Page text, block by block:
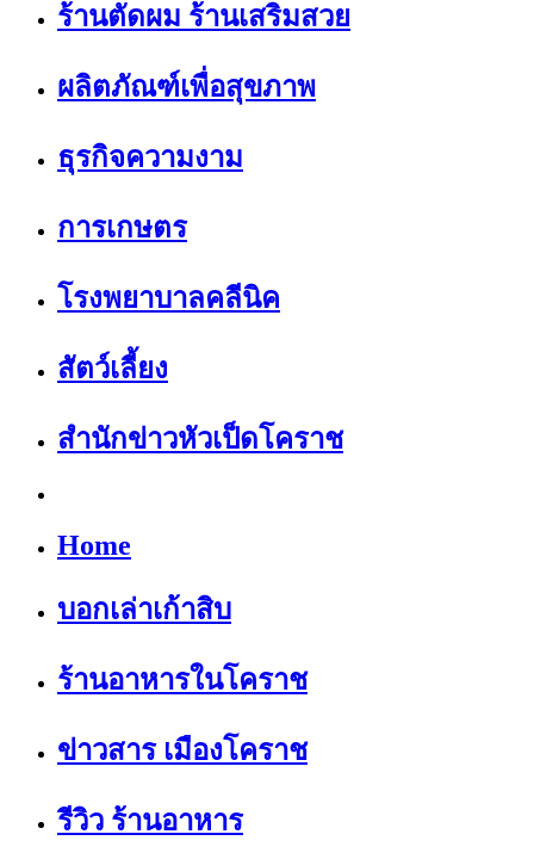
ร้านตัดผม ร้านเสริมสวย
ผลิตภัณฑ์เพื่อสุขภาพ
ธุรกิจความงาม
การเกษตร
โรงพยาบาลคลีนิค
สัตว์เลี้ยง
สำนักข่าวหัวเป็ดโคราช
Home
บอกเล่าเก้าสิบ
ร้านอาหารในโคราช
ข่าวสาร เมืองโคราช
รีวิว ร้านอาหาร